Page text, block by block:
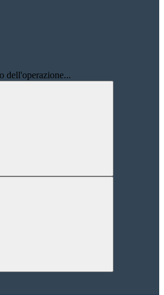
dell'operazione...